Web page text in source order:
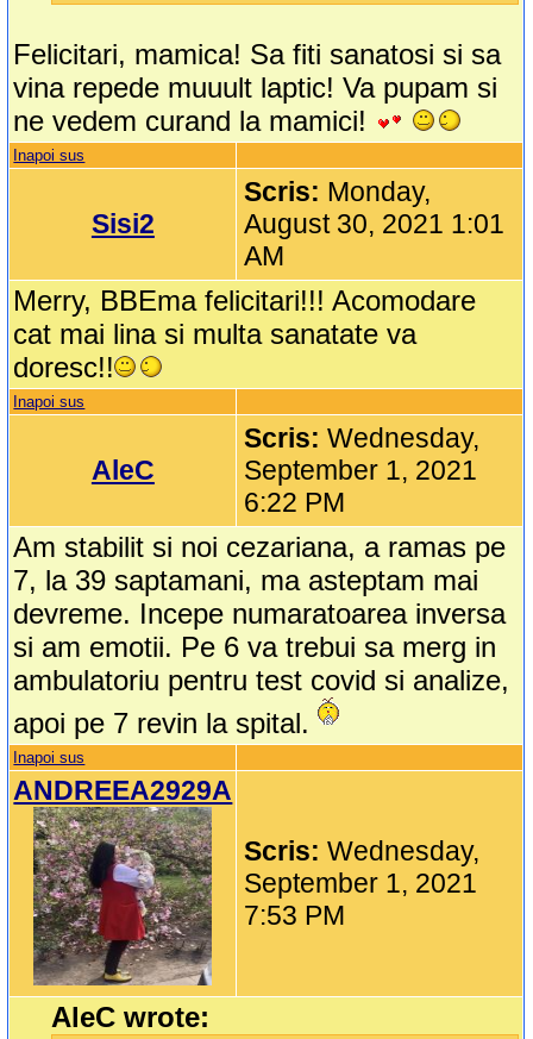
Felicitari, mamica! Sa fiti sanatosi si sa
vina repede muuult laptic! Va pupam si
ne vedem curand la mamici!
Inapoi sus
Sisi2
Scris: Monday,
August 30, 2021 1:01
AM
Merry, BBEma felicitari!!! Acomodare
cat mai lina si multa sanatate va
doresc!!
Inapoi sus
AleC
Scris:Wednesday,
September 1, 2021
6:22 PM
Am stabilit si noi cezariana, a ramas pe
7, la 39 saptamani, ma asteptam mai
devreme. Incepe numaratoarea inversa
si am emotii. Pe 6 va trebui sa merg in
ambulatoriu pentru test covid si analize,
apoi pe 7 revin la spital.
Inapoi sus
ANDREEA2929A
Scris:Wednesday,
September 1, 2021
7:53 PM
AleC wrote: